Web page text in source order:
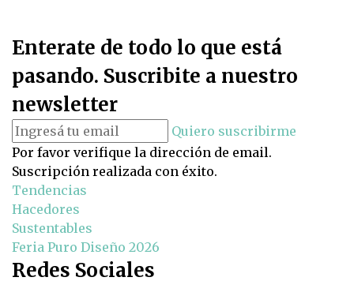
Enterate de todo lo que está
pasando. Suscribite a nuestro
newsletter
Quiero suscribirme
Por favor verifique la dirección de email.
Suscripción realizada con éxito.
Tendencias
Hacedores
Sustentables
Feria Puro Diseño 2026
Redes Sociales